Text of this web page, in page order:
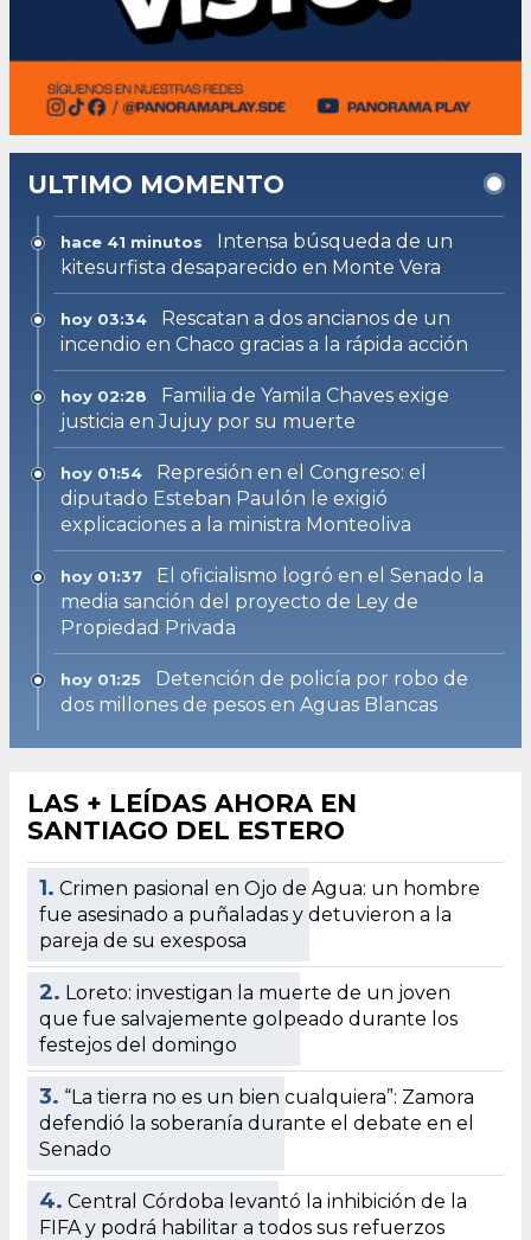
ULTIMO MOMENTO
hace 41 minutos
Intensa búsqueda de un
kitesurfista desaparecido en Monte Vera
hoy 03:34
Rescatan a dos ancianos de un
incendio en Chaco gracias a la rápida acción
hoy 02:28
Familia de Yamila Chaves exige
justicia en Jujuy por su muerte
hoy 01:54
Represión en el Congreso: el
diputado Esteban Paulón le exigió
explicaciones a la ministra Monteoliva
hoy 01:37
El oficialismo logró en el Senado la
media sanción del proyecto de Ley de
Propiedad Privada
hoy 01:25
Detención de policía por robo de
dos millones de pesos en Aguas Blancas
LAS + LEÍDAS AHORA EN
SANTIAGO DEL ESTERO
1. Crimen pasional en Ojo de Agua: un hombre
fue asesinado a puñaladas y detuvieron a la
pareja de su exesposa
2. Loreto: investigan la muerte de un joven
que fue salvajemente golpeado durante los
festejos del domingo
3. “La tierra no es un bien cualquiera”: Zamora
defendió la soberanía durante el debate en el
Senado
4. Central Córdoba levantó la inhibición de la
FIFA y podrá habilitar a todos sus refuerzos